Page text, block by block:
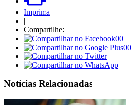
Imprima
|
Compartilhe:
00
00
Notícias Relacionadas